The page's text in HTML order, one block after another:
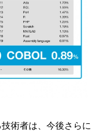
術者は、今後さらに